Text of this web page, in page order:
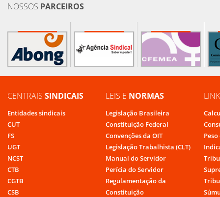
NOSSOS PARCEIROS
CENTRAIS SINDICAIS
Entidades sindicais
CUT
FS
UGT
NCST
CTB
CGTB
CSB
LEIS E NORMAS
Legislação Brasileira
Constituição Federal
Convenções da OIT
Legislação Trabalhista (CLT)
Manual do Servidor
Perícia do Servidor
Regulamentação da
Constituição